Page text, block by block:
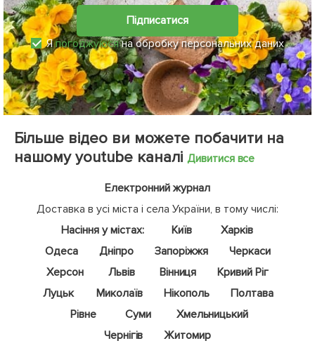
Підписатися
Япогоджуюсяна обробку персональних даних
Більше відео ви можете побачити на
нашому youtube каналі Дивитися все
Електронний журнал
Доставка в усі міста і села України, в тому числі:
Насіння у містах:
Київ
Харків
Одеса
Дніпро Запоріжжя
Черкаси
Херсон
Львів Вінниця
Кривий Ріг
Луцьк
Миколаїв Нікополь
Полтава
Рівне
Суми
Хмельницький
Чернігів
Житомир